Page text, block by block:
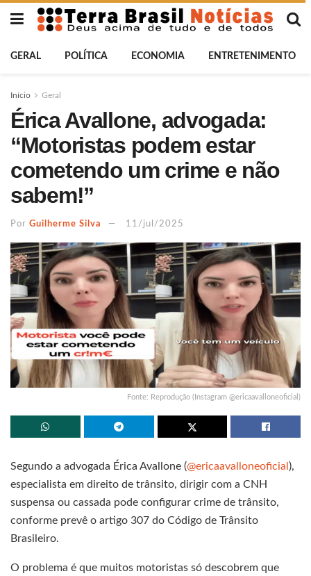
GERAL POLÍTICA ECONOMIA ENTRETENIMENTO
Início Geral
Érica Avallone, advogada:
“Motoristas podem estar
cometendo um crime e não
sabem!”
Por Guilherme Silva 11/jul/2025
Fonte: Reprodução (Instagram @ericaavalloneoficial)
Segundo a advogada Érica Avallone (@ericaavalloneoficial ),
especialista em direito de trânsito, dirigir com a CNH
suspensa ou cassada pode configurar crime de trânsito,
conforme prevê o artigo 307 do Código de Trânsito
Brasileiro.
O problema é que muitos motoristas só descobrem que